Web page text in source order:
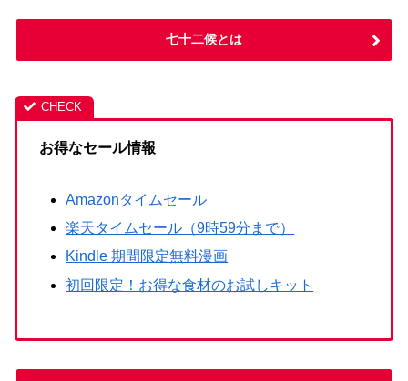
七十二候とは
お得なセール情報
Amazonタイムセール
楽天タイムセール（9時59分まで）
Kindle 期間限定無料漫画
初回限定！お得な食材のお試しキット